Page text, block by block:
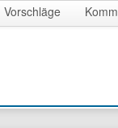
Vorschläge